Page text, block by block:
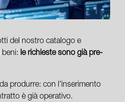
del nostro catalogo e
beni: le richieste sono già pre-
produrre: con l'inserimento
è già operativo.